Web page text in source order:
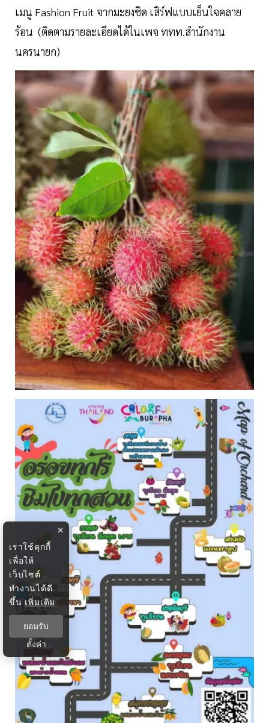
เมนู Fashion Fruit จากมะยงชิด เสิร์ฟแบบเย็นใจคลาย
ร้อน (ติดตามรายละเอียดได้ในเพจ ททท.สำนักงาน
นครนายก)
×
เราใช้คุกกี้
เพื่อให้
เว็บไซต์
ทำงานได้ดี
ขึ้น เพิ่มเติม
ยอมรับ
ตั้งค่า